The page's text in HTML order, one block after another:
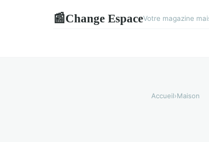
📰Change EspaceVotre magazine
Accueil›Maison